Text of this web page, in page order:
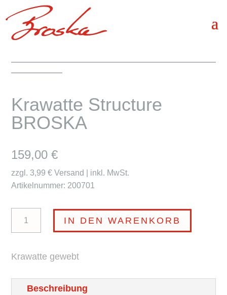
Krawatte Structure
BROSKA
159,00€
zzgl. 3,99 € Versand | inkl. MwSt.
Artikelnummer: 200701
Menge
IN DEN WARENKORB
Krawatte gewebt
Beschreibung